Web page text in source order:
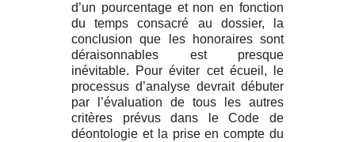
d’un pourcentage et non en fonction
du temps consacré au dossier, la
conclusion que les honoraires sont
déraisonnables est presque
inévitable. Pour éviter cet écueil, le
processus d’analyse devrait débuter
par l’évaluation de tous les autres
critères prévus dans le Code de
déontologie et la prise en compte du